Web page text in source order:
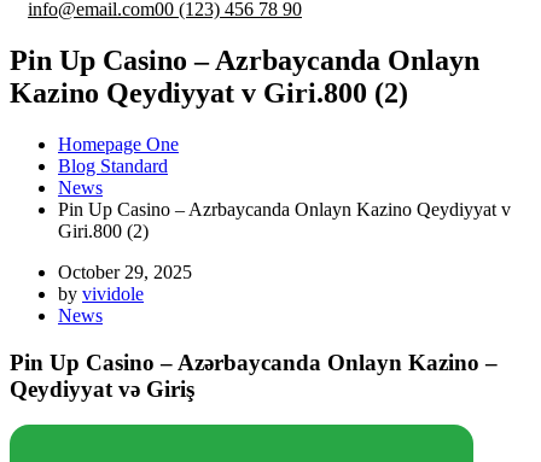
info@email.com00 (123) 456 78 90
Pin Up Casino – Azrbaycanda Onlayn
Kazino Qeydiyyat v Giri.800 (2)
Homepage One
Blog Standard
News
Pin Up Casino – Azrbaycanda Onlayn Kazino Qeydiyyat v
Giri.800 (2)
October 29, 2025
by vividole
News
Pin Up Casino – Azərbaycanda Onlayn Kazino –
Qeydiyyat və Giriş